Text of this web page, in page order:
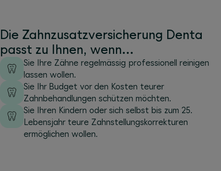
Die Zahnzusatzversicherung Denta
passt zu Ihnen, wenn...
Sie Ihre Zähne regelmässig professionell reinigen
lassen wollen.
Sie Ihr Budget vor den Kosten teurer
Zahnbehandlungen schützen möchten.
Sie Ihren Kindern oder sich selbst bis zum 25.
Lebensjahr teure Zahnstellungskorrekturen
ermöglichen wollen.